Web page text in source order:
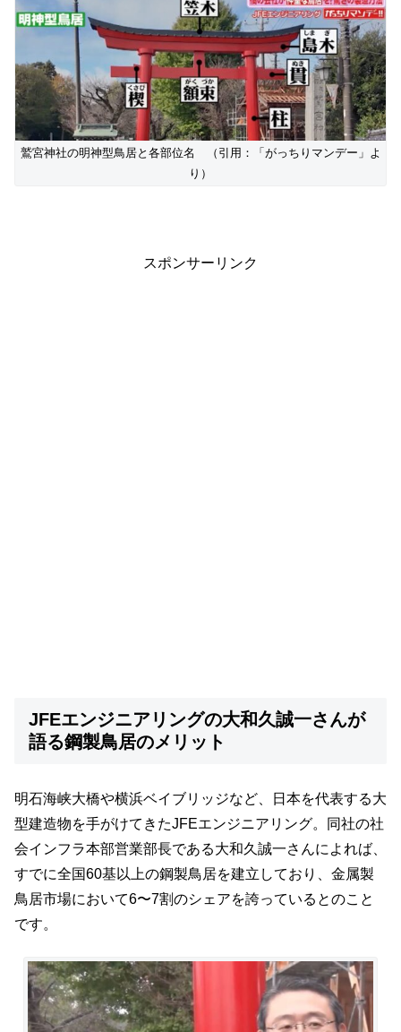
鷲宮神社の明神型鳥居と各部位名 （引用：「がっちりマンデー」よ
り）
スポンサーリンク
JFEエンジニアリングの大和久誠一さんが
語る鋼製鳥居のメリット
明石海峡大橋や横浜ベイブリッジなど、日本を代表する大
型建造物を手がけてきたJFEエンジニアリング。同社の社
会インフラ本部営業部長である大和久誠一さんによれば、
すでに全国60基以上の鋼製鳥居を建立しており、金属製
鳥居市場において6〜7割のシェアを誇っているとのこと
です。